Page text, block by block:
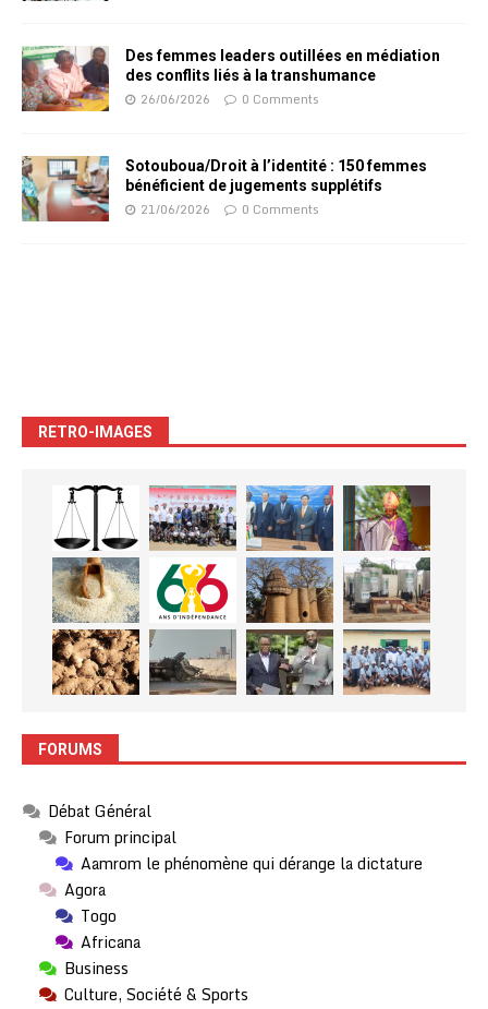
Des femmes leaders outillées en médiation
des conflits liés à la transhumance
26/06/2026 0 Comments
Sotouboua/Droit à l’identité : 150 femmes
bénéficient de jugements supplétifs
21/06/2026 0 Comments
RETRO-IMAGES
FORUMS
Débat Général
Forum principal
Aamrom le phénomène qui dérange la dictature
Agora
Togo
Africana
Business
Culture, Société & Sports